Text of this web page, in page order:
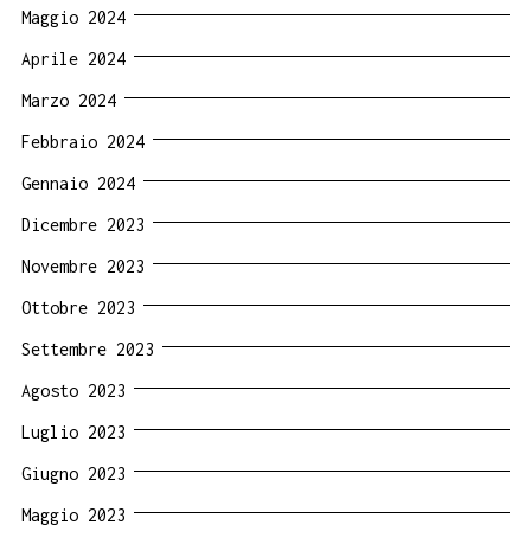
Maggio 2024
Aprile 2024
Marzo 2024
Febbraio 2024
Gennaio 2024
Dicembre 2023
Novembre 2023
Ottobre 2023
Settembre 2023
Agosto 2023
Luglio 2023
Giugno 2023
Maggio 2023